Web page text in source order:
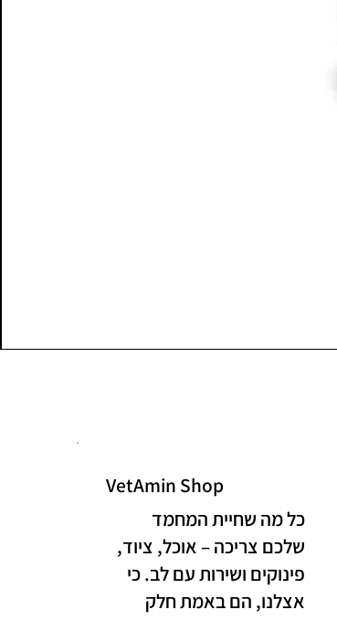
VetAmin Shop
כל מה שחיית המחמד
שלכם צריכה – אוכל, ציוד,
פינוקים ושירות עם לב. כי
אצלנו, הם באמת חלק